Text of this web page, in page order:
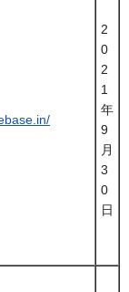
2
0
2
1
年
9
月
3
0
日